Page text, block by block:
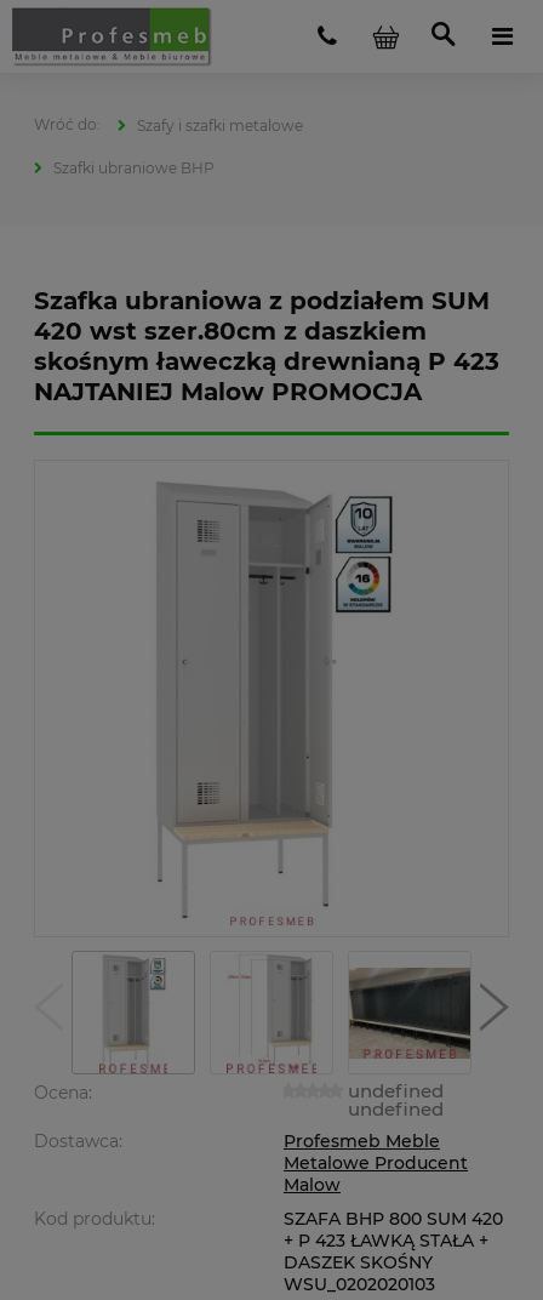
Szafy i szafki metalowe
Szafki ubraniowe BHP
Szafka ubraniowa z podziałem SUM
420 wst szer.80cm z daszkiem
skośnym ławeczką drewnianą P 423
NAJTANIEJ Malow PROMOCJA
Ocena: undefined
undefined
Dostawca:
Profesmeb Meble
Metalowe Producent
Malow
Kod produktu:
SZAFA BHP 800 SUM 420
+ P 423 ŁAWKĄ STAŁA +
DASZEK SKOŚNY
WSU_0202020103